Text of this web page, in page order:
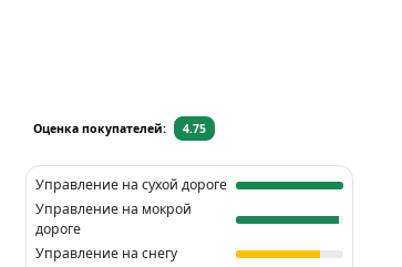
Оценка покупателей: 4.75
Управление на сухой дороге
Управление на мокрой
дороге
Управление на снегу